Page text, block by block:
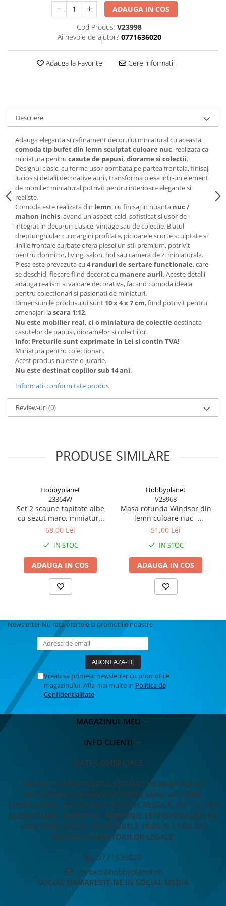
Papusi miniaturale
Casute de papusi
MACHETE MOTOCICLETE SI
MACHETE NAVE MILITARE –
Miniaturi Navale de Colectie
MACHETE RALIU – Miniaturi Masini
Seturi HOTWHEELS
VITRINE, FIGURINE, ACCESORII
MACHETE
ARTICOLE PENTRU VALENTINE'S
BALOANE AIRWALKERS
BALOANE MODELE DEOSEBITE
NOU
DECORATIUNI PETRECERE
CARNAVAL
LUMANARI PETRECERI ANIVERSARI
PAPUSI SI DECORATIUNI HORROR
POSTERE PENTRU PERETE SI
ACCESORII
SUPORTERI MECIURI SPORT
Costume Petrecere
BODY - BUST
COSTUME BAIETI SI PELERINE
COSTUME FETE ROCHITE FUSTE
COSTUME PETRECERE ADULTI
COSTUME SI ACCESORII
TRICOURI TEMATICE 3D
ADAUGA IN COS
Cod Produs: V23998
Ai nevoie de ajutor? 0771636020
Adauga la Favorite Cere informatii
Descriere
Adauga eleganta si rafinament decorului miniatural cu aceasta
comoda tip bufet din lemn sculptat culoare nuc, realizata ca
miniatura pentru casute de papusi, diorame si colectii.
Designul clasic, cu forma usor bombata pe partea frontala, finisaj
lucios si detalii decorative aurii, transforma piesa intr-un element
de mobilier miniatural potrivit pentru interioare elegante si
realiste.
Comoda este realizata din lemn, cu finisaj in nuanta nuc /
mahon inchis, avand un aspect cald, sofisticat si usor de
integrat in decoruri clasice, vintage sau de colectie. Blatul
dreptunghiular cu margini profilate, picioarele scurte sculptate si
liniile frontale curbate ofera piesei un stil premium, potrivit
pentru dormitor, living, salon, hol sau camera de zi miniaturala.
Piesa este prevazuta cu 4 randuri de sertare functionale, care
se deschid, fiecare fiind decorat cu manere aurii. Aceste detalii
adauga realism si valoare decorativa, facand comoda ideala
pentru colectionari si pasionati de miniaturi.
Dimensiunile produsului sunt 10 x 4 x 7 cm, fiind potrivit pentru
amenajari lascara 1:12.
Nu este mobilier real, ci o miniatura de colectie destinata
casutelor de papusi, dioramelor si colectiilor.
Info: Preturile sunt exprimate in Lei si contin TVA!
Miniatura pentru colectionari.
Acest produs nu este o jucarie.
Nu este destinat copiilor sub 14 ani.
Informatii conformitate produs
Review-uri(0)
PRODUSE SIMILARE
Hobbyplanet
23364W
Set 2 scaune tapitate albe
cu sezut maro, miniatura
pentru casute de papusi si
68,00 Lei
IN STOC
ADAUGA IN COS
Hobbyplanet
V23968
Masa rotunda Windsor din
lemn culoare nuc -
minatura colectionari
51,00 Lei
IN STOC
ADAUGA IN COS
Newsletter Nu rata ofertele si promotiile noastre
Vreau sa primesc newsletter cu promotiile
magazinului. Afla mai multe in Politica de
Confidentialitate
MAGAZINUL MEU
INFO CLIENTI
DATE COMERCIALE
SUPORT CLIENTI TIMPUL ESTIMAT DE RASPUNS LA
SOLICITARILE TRANSMISE PRIN E-MAIL SAU PRIN
FORMULARUL DE CONTACT ESTE, DE REGULA, DE 1–2 ZILE
LUCRATOARE. SUPORTUL TELEFONIC ESTE DISPONIBIL DE
LUNI PANA VINERI, INTRE ORELE 10:00 SI 17:00, CU
EXCEPTIA SARBATORILOR LEGALE.
0771636020
contact@hobbyplanet.ro
SOCIAL URMARESTE-NE IN SOCIAL MEDIA